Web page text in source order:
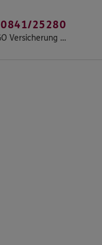
ERGO Versicherung Versicherungsbüro Neyse
0841/25280